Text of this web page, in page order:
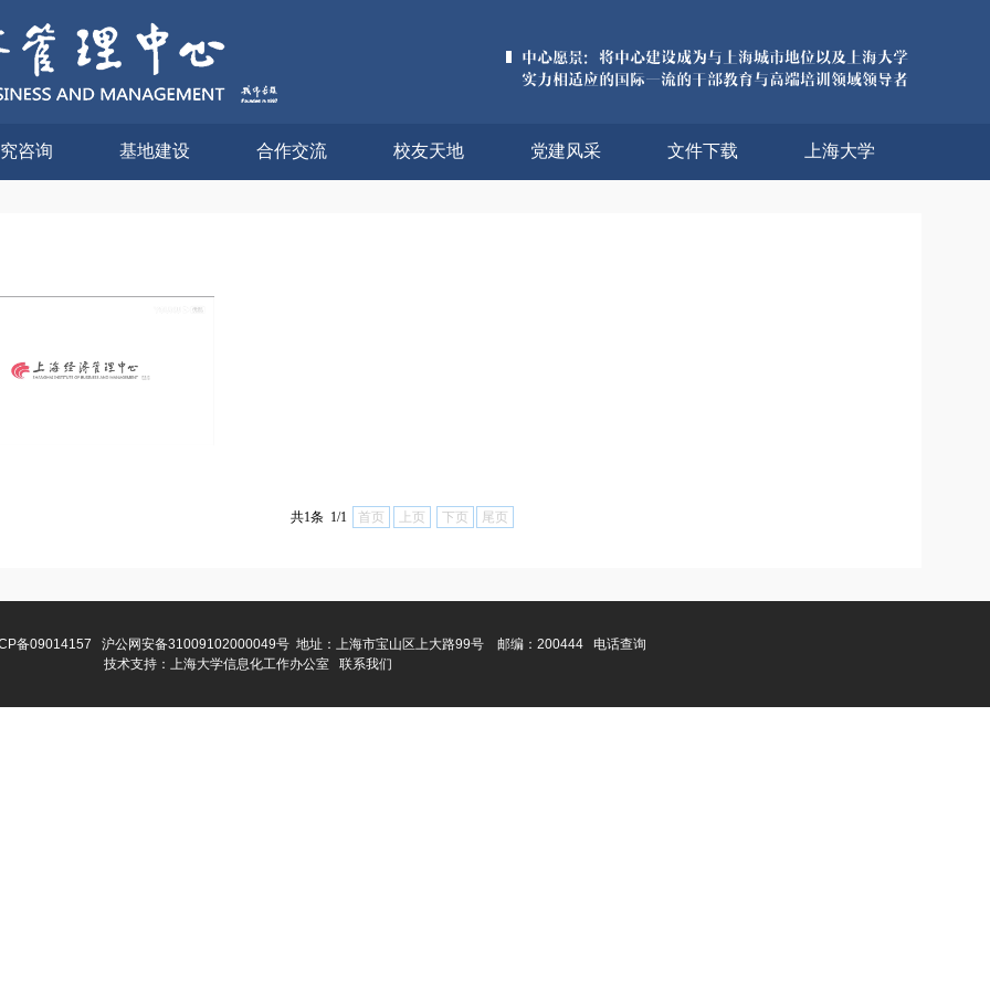
咨询 基地建设 合作交流 校友天地 党建风采 文件下载 上海大学
共1条 1/1 首页 上页 下页 尾页
备09014157 沪公网安备31009102000049号 地址：上海市宝山区上大路99号 邮编：200444 电话查询
技术支持： 上海大学信息化工作办公室 联系我们